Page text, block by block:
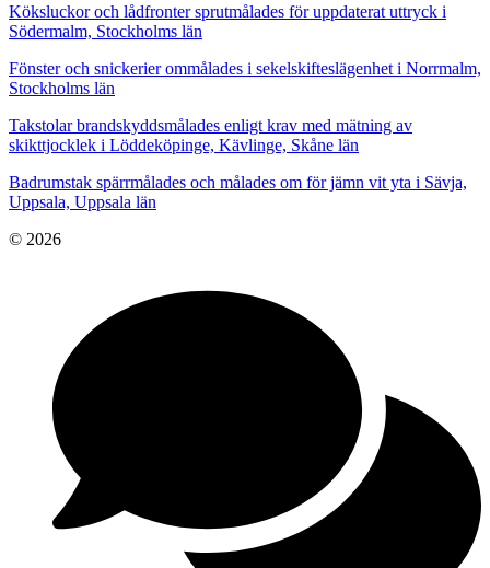
Köksluckor och lådfronter sprutmålades för uppdaterat uttryck i
Södermalm, Stockholms län
Fönster och snickerier ommålades i sekelskifteslägenhet i Norrmalm,
Stockholms län
Takstolar brandskyddsmålades enligt krav med mätning av
skikttjocklek i Löddeköpinge, Kävlinge, Skåne län
Badrumstak spärrmålades och målades om för jämn vit yta i Sävja,
Uppsala, Uppsala län
© 2026